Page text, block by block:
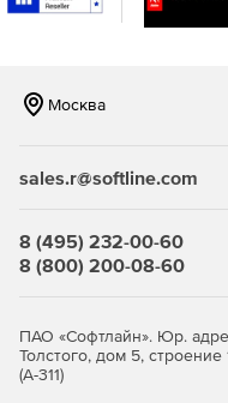
Москва
sales.r@softline.com
8 (495) 232-00-60
8 (800) 200-08-60
ПАО «Софтлайн». Юр.
Толстого, дом 5,
(А-311)